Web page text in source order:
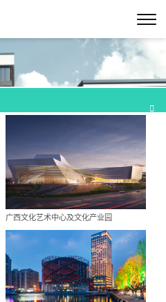
广西文化艺术中心及文化产业园